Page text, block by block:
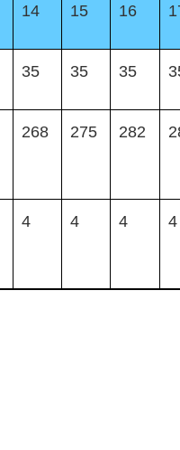
14 15 16
35 35 35
268 275 282
4 4 4 4